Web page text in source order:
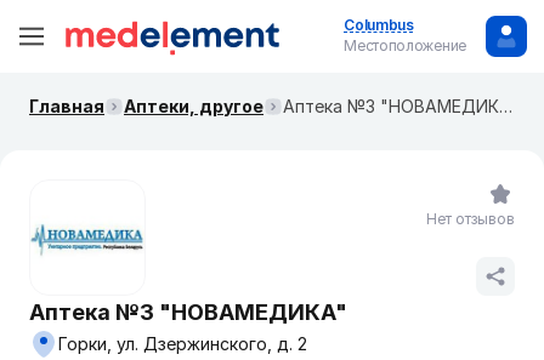
Columbus
Местоположение
Главная Аптеки, другое Аптека №3 "НОВАМЕДИКА"
Аптека №3 "НОВАМЕДИКА"
Горки, ул. Дзержинского, д. 2
Нет отзывов